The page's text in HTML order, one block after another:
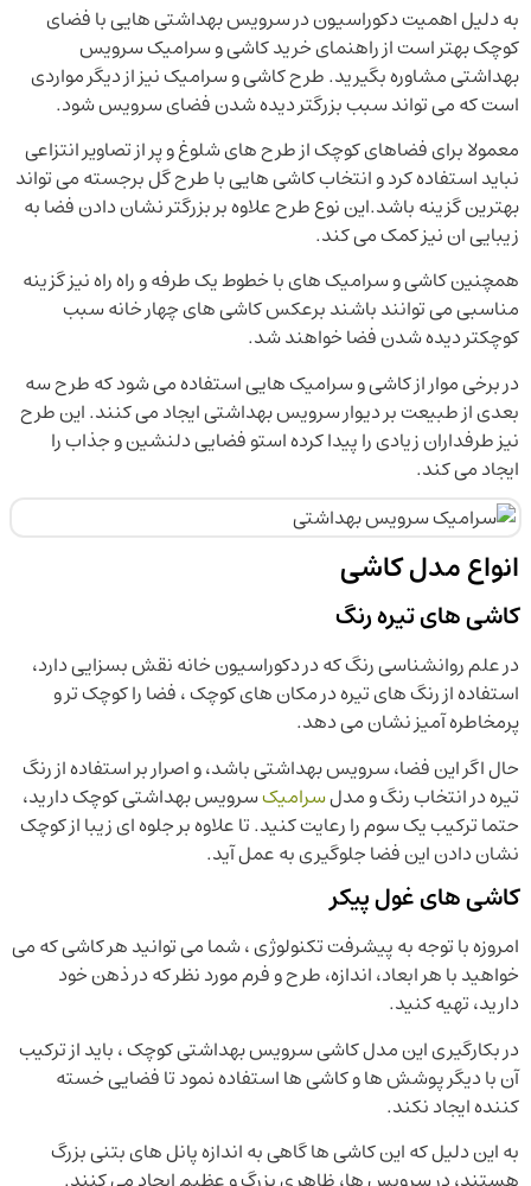
به دلیل اهمیت دکوراسیون در سرویس بهداشتی هایی با فضای
کوچک بهتر است از راهنمای خرید کاشی و سرامیک سرویس
بهداشتی مشاوره بگیرید. طرح کاشی و سرامیک نیز از دیگر مواردی
است که می تواند سبب بزرگتر دیده شدن فضای سرویس شود.
معمولا برای فضاهای کوچک از طرح های شلوغ و پر از تصاویر انتزاعی
نباید استفاده کرد و انتخاب کاشی هایی با طرح گل برجسته می تواند
بهترین گزینه باشد.این نوع طرح علاوه بر بزرگتر نشان دادن فضا به
زیبایی ان نیز کمک می کند.
همچنین کاشی و سرامیک های با خطوط یک طرفه و راه راه نیز گزینه
مناسبی می توانند باشند برعکس کاشی های چهار خانه سبب
کوچکتر دیده شدن فضا خواهند شد.
در برخی موار از کاشی و سرامیک هایی استفاده می شود که طرح سه
بعدی از طبیعت بر دیوار سرویس بهداشتی ایجاد می کنند. این طرح
نیز طرفداران زیادی را پیدا کرده استو فضایی دلنشین و جذاب را
ایجاد می کند.
انواع مدل کاشی
کاشی های تیره رنگ
در علم روانشناسی رنگ که در دکوراسیون خانه نقش بسزایی دارد،
استفاده از رنگ های تیره در مکان های کوچک ، فضا را کوچک تر و
پرمخاطره آمیز نشان می دهد.
حال اگر این فضا، سرویس بهداشتی باشد، و اصرار بر استفاده از رنگ
تیره در انتخاب رنگ و مدلسرامیکسرویس بهداشتی کوچک دارید،
حتما ترکیب یک سوم را رعایت کنید. تا علاوه بر جلوه ای زیبا از کوچک
نشان دادن این فضا جلوگیری به عمل آید.
کاشی های غول پیکر
امروزه با توجه به پیشرفت تکنولوژی ، شما می توانید هر کاشی که می
خواهید با هر ابعاد، اندازه، طرح و فرم مورد نظر که در ذهن‌ خود
دارید، تهیه کنید.
در بکارگیری این مدل کاشی سرویس بهداشتی کوچک ، باید از ترکیب
آن با دیگر پوشش ها و کاشی ها استفاده نمود تا فضایی خسته
کننده ایجاد نکند.
به این دلیل که این کاشی ها گاهی به اندازه پانل های بتنی بزرگ